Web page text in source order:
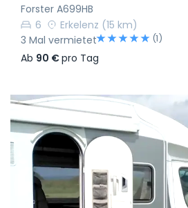
Forster A699HB
6
Erkelenz (15 km)
3 Mal vermietet
(1)
Ab 90 €pro Tag